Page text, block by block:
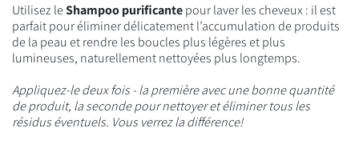
Utilisez leShampoo purificantepour laver les cheveux : il est
parfait pour éliminer délicatement l’accumulation de produits
de la peau et rendre les boucles plus légères et plus
lumineuses, naturellement nettoyées plus longtemps.
Appliquez-le deux fois - la première avec une bonne quantité
de produit, la seconde pour nettoyer et éliminer tous les
résidus éventuels. Vous verrez la différence!